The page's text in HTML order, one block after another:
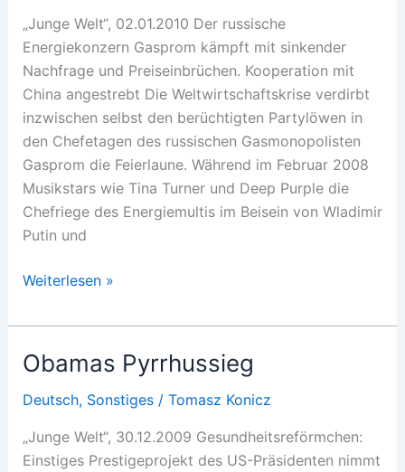
„Junge Welt“, 02.01.2010 Der russische
Energiekonzern Gasprom kämpft mit sinkender
Nachfrage und Preiseinbrüchen. Kooperation mit
China angestrebt Die Weltwirtschaftskrise verdirbt
inzwischen selbst den berüchtigten Partylöwen in
den Chefetagen des russischen Gasmonopolisten
Gasprom die Feierlaune. Während im Februar 2008
Musikstars wie Tina Turner und Deep Purple die
Chefriege des Energiemultis im Beisein von Wladimir
Putin und
Angeschlagener
Weiterlesen »
Obamas Pyrrhussieg
Deutsch, Sonstiges/ Tomasz Konicz
„Junge Welt“, 30.12.2009 Gesundheitsreförmchen:
Einstiges Prestigeprojekt des US-Präsidenten nimmt